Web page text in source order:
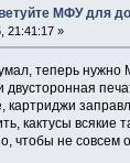
МФУ для
21:41:17 »
теперь
двусторонная
картриджи
кактусы всякие
чтобы не совсем